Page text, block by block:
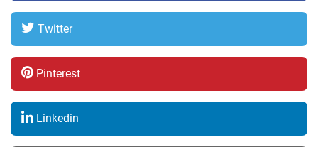
Twitter
Pinterest
Linkedin